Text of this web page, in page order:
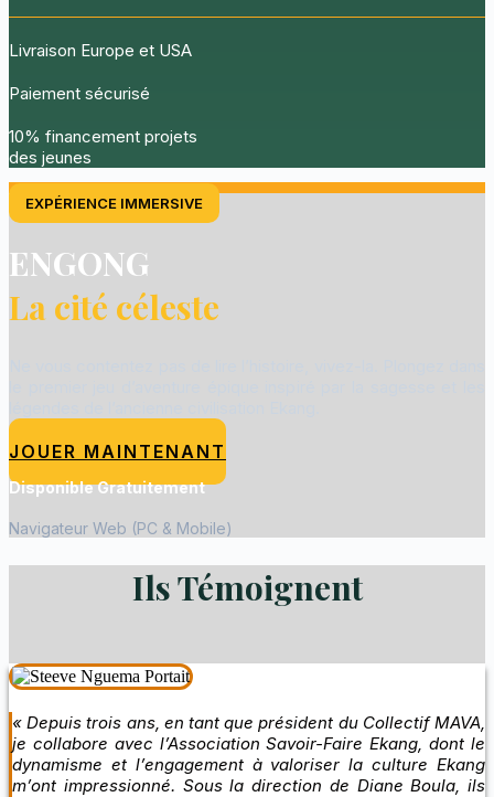
Livraison Europe et USA
Paiement sécurisé
10% financement projets
des jeunes
EXPÉRIENCE IMMERSIVE
ENGONG
La cité céleste
JOUER MAINTENANT
Disponible Gratuitement
Navigateur Web (PC & Mobile)
Ils Témoignent
« Depuis trois ans, en tant que président du Collectif MAVA,
je collabore avec l’Association Savoir-Faire Ekang, dont le
dynamisme et l’engagement à valoriser la culture Ekang
m’ont impressionné. Sous la direction de Diane Boula, ils